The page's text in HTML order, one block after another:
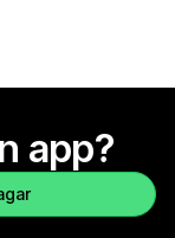
app?